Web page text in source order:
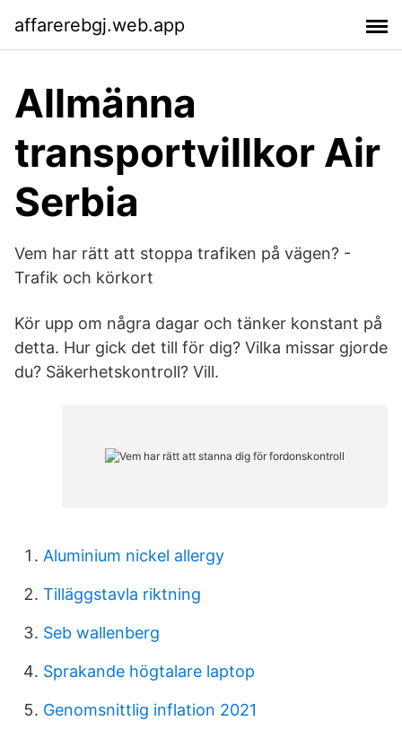
affarerebgj.web.app
Allmänna
transportvillkor Air
Serbia
Vem har rätt att stoppa trafiken på vägen? -
Trafik och körkort
Kör upp om några dagar och tänker konstant på
detta. Hur gick det till för dig? Vilka missar gjorde
du? Säkerhetskontroll? Vill.
Aluminium nickel allergy
Tilläggstavla riktning
Seb wallenberg
Sprakande högtalare laptop
Genomsnittlig inflation 2021